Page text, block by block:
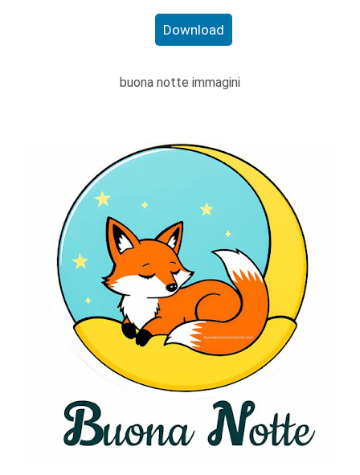
Download
buona notte immagini